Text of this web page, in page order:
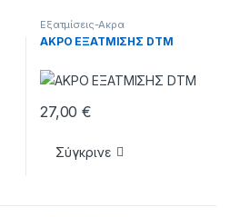
Εξατμίσεις-Ακρα
ΑΚΡΟ ΕΞΑΤΜΙΣΗΣ DTM
27,00€
Σύγκρινε